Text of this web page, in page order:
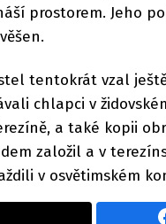
prostorem. Jeho
tentokrát vzal
chlapci v
a také kopii
založil a v
v osvětimském